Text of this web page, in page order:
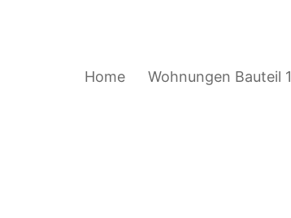
Home Wohnungen Bauteil 1